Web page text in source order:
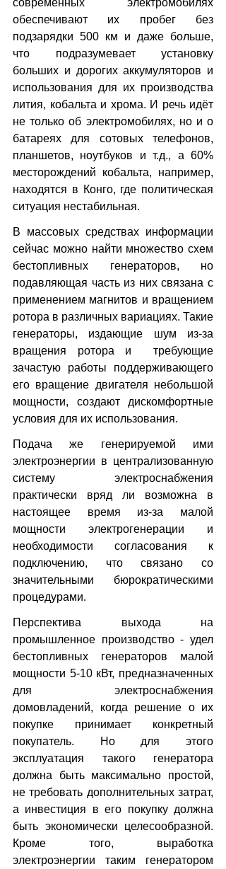
обеспечивают их пробег без
подзарядки 500 км и даже больше,
что подразумевает установку
больших и дорогих аккумуляторов и
использования для их производства
лития, кобальта и хрома. И речь идёт
не только об электромобилях, но и о
батареях для сотовых телефонов,
планшетов, ноутбуков и т.д., а 60%
месторождений кобальта, например,
находятся в Конго, где политическая
ситуация нестабильная.
В массовых средствах информации
сейчас можно найти множество схем
бестопливных генераторов, но
подавляющая часть из них связана с
применением магнитов и вращением
ротора в различных вариациях. Такие
генераторы, издающие шум из-за
вращения ротора и  требующие
зачастую работы поддерживающего
его вращение двигателя небольшой
мощности, создают дискомфортные
условия для их использования.
Подача же генерируемой ими
электроэнергии в централизованную
систему электроснабжения
практически вряд ли возможна в
настоящее время из-за малой
мощности электрогенерации и
необходимости согласования к
подключению, что связано со
значительными бюрократическими
процедурами.
Перспектива выхода на
промышленное производство - удел
бестопливных генераторов малой
мощности 5-10 кВт, предназначенных
для электроснабжения
домовладений, когда решение о их
покупке принимает конкретный
покупатель. Но для этого
эксплуатация такого генератора
должна быть максимально простой,
не требовать дополнительных затрат,
а инвестиция в его покупку должна
быть экономически целесообразной.
Кроме того, выработка
электроэнергии таким генератором